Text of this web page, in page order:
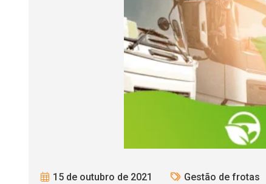
15 de outubro de 2021 Gestão de frotas